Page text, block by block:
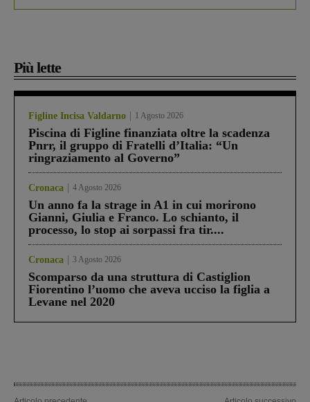
Più lette
Figline Incisa Valdarno 1 Agosto 2026
Piscina di Figline finanziata oltre la scadenza
Pnrr, il gruppo di Fratelli d’Italia: “Un
ringraziamento al Governo”
Cronaca 4 Agosto 2026
Un anno fa la strage in A1 in cui morirono
Gianni, Giulia e Franco. Lo schianto, il
processo, lo stop ai sorpassi fra tir....
Cronaca 3 Agosto 2026
Scomparso da una struttura di Castiglion
Fiorentino l’uomo che aveva ucciso la figlia a
Levane nel 2020